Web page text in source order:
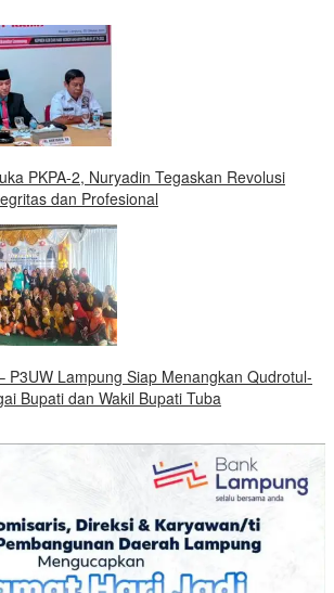
PKPA-2, Nuryadin Tegaskan Revolusi
dan Profesional
P3UW Lampung Siap Menangkan Qudrotul-
Bupati dan Wakil Bupati Tuba